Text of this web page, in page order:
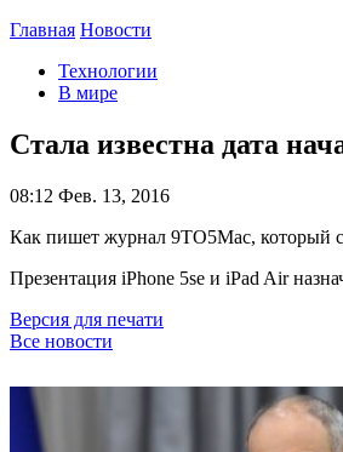
Главная Новости
Технологии
В мире
Стала известна дата
08:12 Фев. 13, 2016
Как пишет журнал 9TO5Mac, который
Презентация iPhone 5se и iPad Air
Версия для печати
Все новости